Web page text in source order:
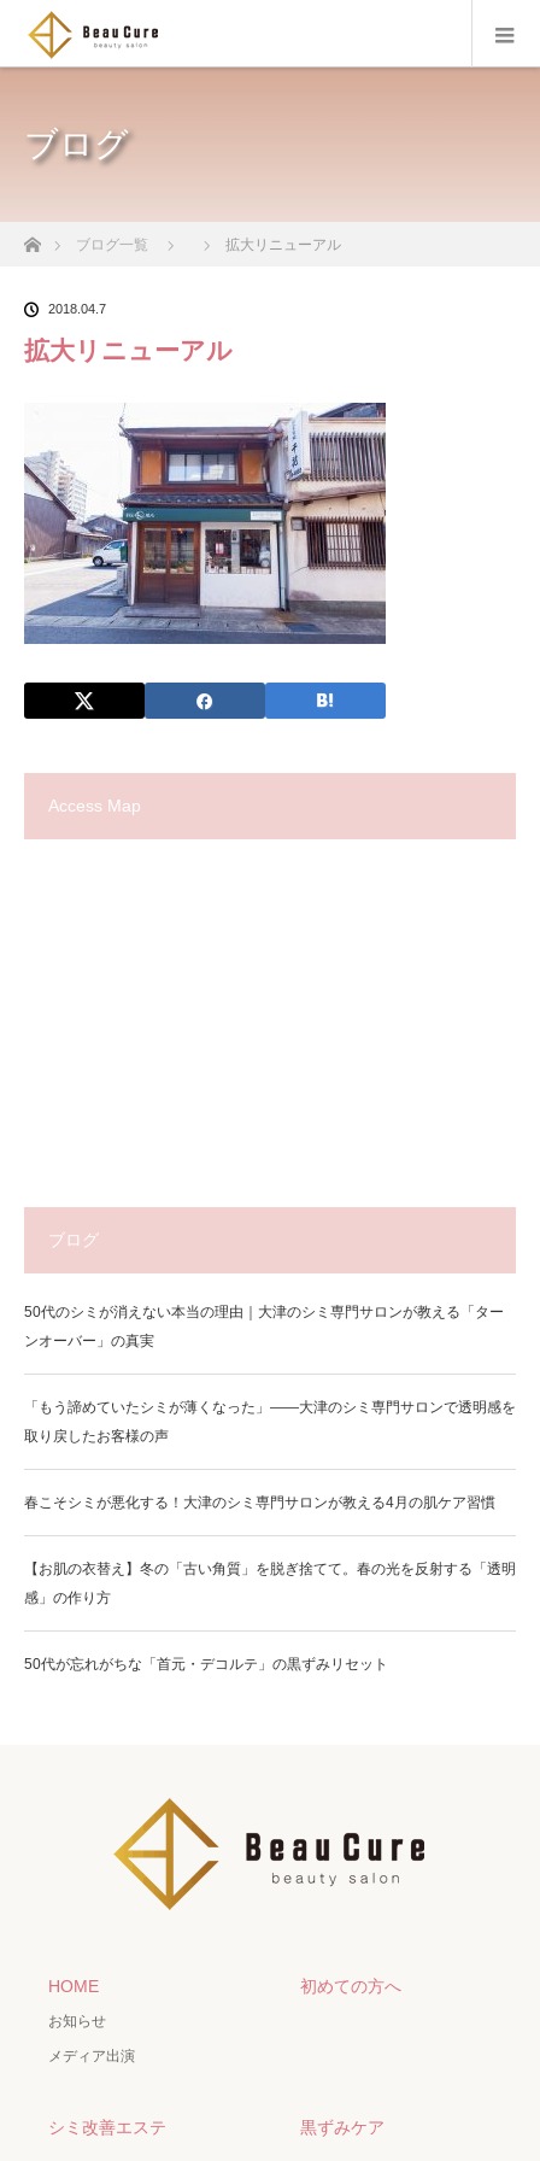
ブログ
ホームブログ一覧 拡大リニューアル
2018.04.7
拡大リニューアル
Access Map
ブログ
50代のシミが消えない本当の理由｜大津のシミ専門サロンが教える「ター
ンオーバー」の真実
「もう諦めていたシミが薄くなった」——大津のシミ専門サロンで透明感を
取り戻したお客様の声
春こそシミが悪化する！大津のシミ専門サロンが教える4月の肌ケア習慣
【お肌の衣替え】冬の「古い角質」を脱ぎ捨てて。春の光を反射する「透明
感」の作り方
50代が忘れがちな「首元・デコルテ」の黒ずみリセット
HOME
お知らせ
メディア出演
初めての方へ
シミ改善エステ 黒ずみケア